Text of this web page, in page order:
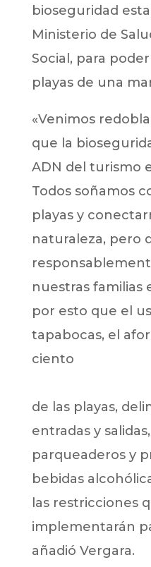
bioseguridad
Ministerio de
Social, para
playas de una
«Venimos
que la
ADN del turismo
Todos soñamos
playas y
naturaleza, pero
nuestras familias
por esto que el
tapabocas, el
ciento
de las playas,
entradas y
parqueaderos y
bebidas
las restricciones
implementarán
añadió Vergara.